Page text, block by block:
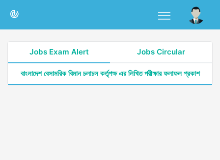
Jobs Exam Alert Jobs Circular
বাংলাদেশ বেসামরিক বিমান চলাচল কর্তৃপক্ষ এর লিখিত পরীক্ষার ফলাফল প্রকাশ